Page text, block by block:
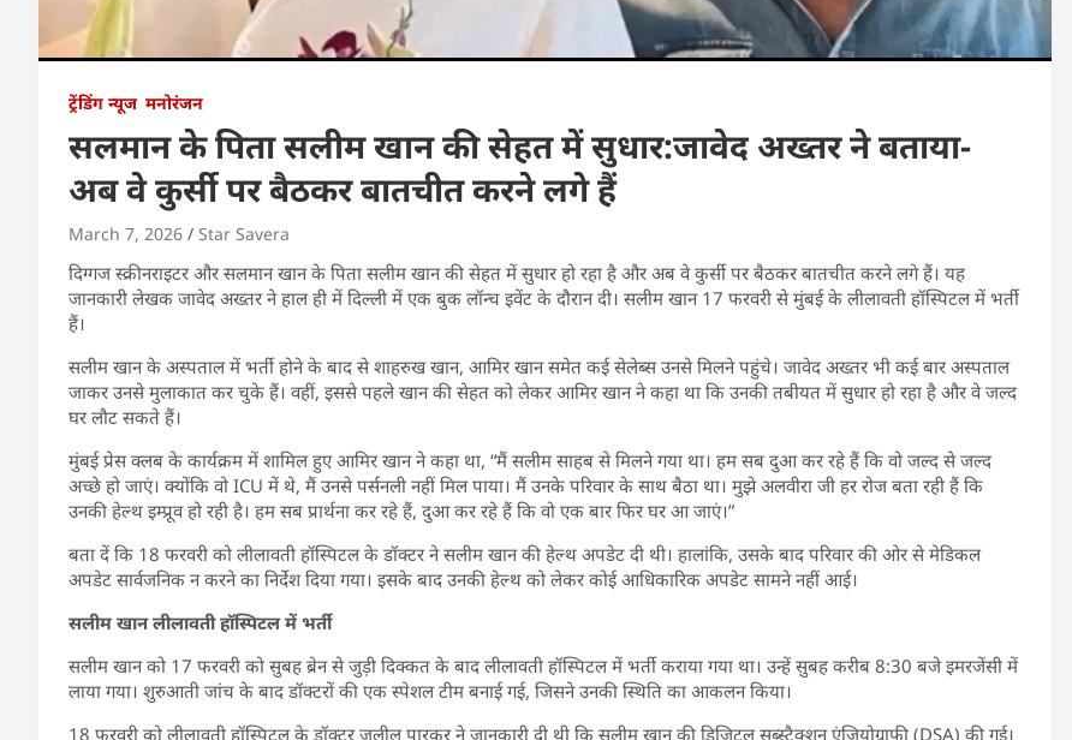
ट्रेंडिंग न्यूज मनोरंजन
सलमान के पिता सलीम खान की सेहत में सुधार:जावेद अख्तर ने बताया-
अब वे कुर्सी पर बैठकर बातचीत करने लगे हैं
March 7, 2026 Star Savera
दिग्गज स्क्रीनराइटर और सलमान खान के पिता सलीम खान की सेहत में सुधार हो रहा है और अब वे कुर्सी पर बैठकर बातचीत करने लगे हैं। यह
जानकारी लेखक जावेद अख्तर ने हाल ही में दिल्ली में एक बुक लॉन्च इवेंट के दौरान दी। सलीम खान 17 फरवरी से मुंबई के लीलावती हॉस्पिटल में भर्ती
हैं।
सलीम खान के अस्पताल में भर्ती होने के बाद से शाहरुख खान, आमिर खान समेत कई सेलेब्स उनसे मिलने पहुंचे। जावेद अख्तर भी कई बार अस्पताल
जाकर उनसे मुलाकात कर चुके हैं। वहीं, इससे पहले खान की सेहत को लेकर आमिर खान ने कहा था कि उनकी तबीयत में सुधार हो रहा है और वे जल्द
घर लौट सकते हैं।
मुंबई प्रेस क्लब के कार्यक्रम में शामिल हुए आमिर खान ने कहा था, “मैं सलीम साहब से मिलने गया था। हम सब दुआ कर रहे हैं कि वो जल्द से जल्द
अच्छे हो जाएं। क्योंकि वो ICU में थे, मैं उनसे पर्सनली नहीं मिल पाया। मैं उनके परिवार के साथ बैठा था। मुझे अलवीरा जी हर रोज बता रही हैं कि
उनकी हेल्थ इम्प्रूव हो रही है। हम सब प्रार्थना कर रहे हैं, दुआ कर रहे हैं कि वो एक बार फिर घर आ जाएं।”
बता दें कि 18 फरवरी को लीलावती हॉस्पिटल के डॉक्टर ने सलीम खान की हेल्थ अपडेट दी थी। हालांकि, उसके बाद परिवार की ओर से मेडिकल
अपडेट सार्वजनिक न करने का निर्देश दिया गया। इसके बाद उनकी हेल्थ को लेकर कोई आधिकारिक अपडेट सामने नहीं आई।
सलीम खान लीलावती हॉस्पिटल में भर्ती
सलीम खान को 17 फरवरी को सुबह ब्रेन से जुड़ी दिक्कत के बाद लीलावती हॉस्पिटल में भर्ती कराया गया था। उन्हें सुबह करीब 8:30 बजे इमरजेंसी में
लाया गया। शुरुआती जांच के बाद डॉक्टरों की एक स्पेशल टीम बनाई गई, जिसने उनकी स्थिति का आकलन किया।
18 फरवरी को लीलावती हॉस्पिटल के डॉक्टर जलील पारकर ने जानकारी दी थी कि सलीम खान की डिजिटल सब्स्ट्रैक्शन एंजियोग्राफी (DSA) की गई।